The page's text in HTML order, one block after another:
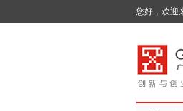
您好，欢迎